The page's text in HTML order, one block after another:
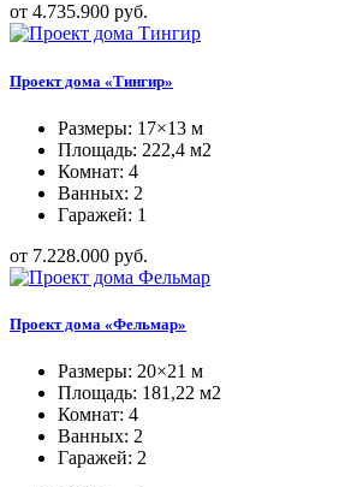
от 4.735.900 руб.
Проект дома «Тингир»
Размеры: 17×13 м
Площадь: 222,4 м2
Комнат: 4
Ванных: 2
Гаражей: 1
от 7.228.000 руб.
Проект дома «Фельмар»
Размеры: 20×21 м
Площадь: 181,22 м2
Комнат: 4
Ванных: 2
Гаражей: 2